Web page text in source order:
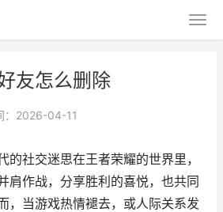
友怎么删除
：2026-04-11
的社交迷思在王者荣耀的世界里，
肩作战，分享胜利的喜悦，也共同
，当游戏热情褪去，或人际关系发